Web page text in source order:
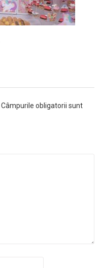
Câmpurile obligatorii sunt